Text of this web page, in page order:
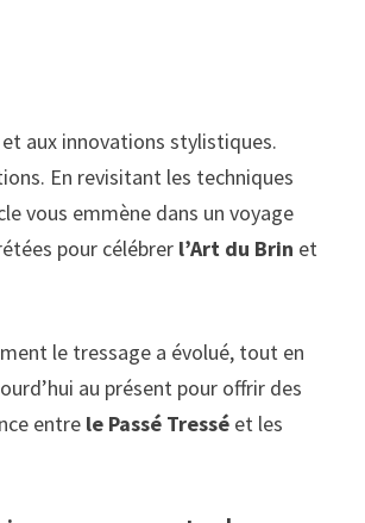
aux innovations stylistiques.
En revisitant les techniques
vous emmène dans un voyage
pour célébrer l’Art du Brin et
le tressage a évolué, tout en
au présent pour offrir des
entre le Passé Tressé et les